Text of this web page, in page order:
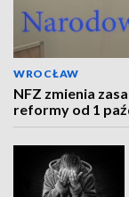
WROCŁAW
NFZ zmienia
reformy od 1